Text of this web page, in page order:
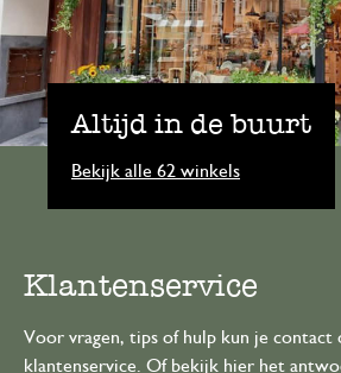
Altijd in de buurt
Bekijk alle 62 winkels
Klantenservice
Voor vragen, tips of hulp kun je contact
klantenservice. Of bekijk hier het